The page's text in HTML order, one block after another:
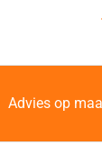
Advies op